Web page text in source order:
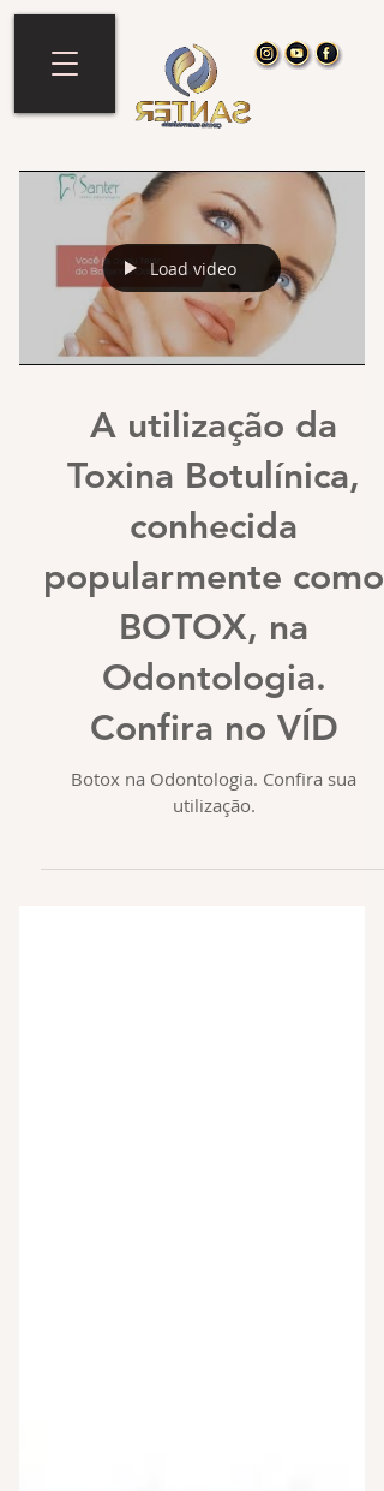
Load video
A utilização da
Toxina Botulínica,
conhecida
popularmente como
BOTOX, na
Odontologia.
Confira no VÍD
Botox na Odontologia. Confira sua
utilização.